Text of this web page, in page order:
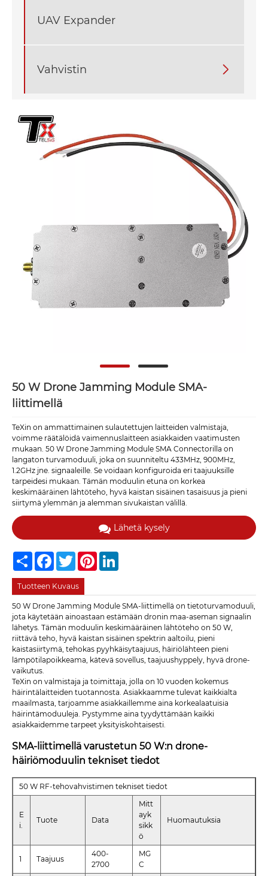
UAV Expander
Vahvistin 
50 W Drone Jamming Module SMA-
liittimellä
TeXin on ammattimainen sulautettujen laitteiden valmistaja,
voimme räätälöidä vaimennuslaitteen asiakkaiden vaatimusten
mukaan. 50 W Drone Jamming Module SMA Connectorilla on
langaton turvamoduuli, joka on suunniteltu 433MHz, 900MHz,
1.2GHz jne. signaaleille. Se voidaan konfiguroida eri taajuuksille
tarpeidesi mukaan. Tämän moduulin etuna on korkea
keskimääräinen lähtöteho, hyvä kaistan sisäinen tasaisuus ja pieni
siirtymä ylemmän ja alemman sivukaistan välillä.
Lähetä kysely
Share FacebookTwitterPinterest
Tuotteen Kuvaus
50 W Drone Jamming Module SMA-liittimellä on tietoturvamoduuli,
jota käytetään ainoastaan ​​estämään dronin maa-aseman signaalin
lähetys. Tämän moduulin keskimääräinen lähtöteho on 50 W,
riittävä teho, hyvä kaistan sisäinen spektrin aaltoilu, pieni
kaistasiirtymä, tehokas pyyhkäisytaajuus, häiriölähteen pieni
lämpötilapoikkeama, kätevä sovellus, taajuushyppely, hyvä drone-
vaikutus.
TeXin on valmistaja ja toimittaja, jolla on 10 vuoden kokemus
häirintälaitteiden tuotannosta. Asiakkaamme tulevat kaikkialta
maailmasta, tarjoamme asiakkaillemme aina korkealaatuisia
häirintämoduuleja. Pystymme aina tyydyttämään kaikki
asiakkaidemme tarpeet yksityiskohtaisesti.
SMA-liittimellä varustetun 50 W:n drone-
häiriömoduulin tekniset tiedot
50 W RF-tehovahvistimen tekniset tiedot
E
i.
Tuote Data
Mitt
ayk
sikk
ö
Huomautuksia
1 Taajuus
400-
2700
MG
C